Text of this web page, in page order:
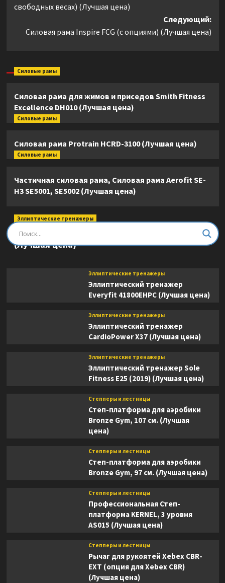
свободных весах) (Лучшая цена)
Следующий:
Силовая рама Inspire FCG (с опциями) (Лучшая цена)
Силовые рамы
Силовая рама для жимов и приседов Smith Fitness
Excellence DH010 (Лучшая цена)
Силовые рамы
Силовая рама Protrain HCRD-3100 (Лучшая цена)
Силовые рамы
Частичная силовая рама, Силовая рама Aerofit SE-
H3 SE5001, SE5002 (Лучшая цена)
Эллиптические тренажеры
Эллиптический тренажер DFC E8745T
(Лучшая цена)
Эллиптические тренажеры
Эллиптический тренажер
Everyfit 41800EHPC (Лучшая цена)
Эллиптические тренажеры
Эллиптический тренажер
CardioPower X37 (Лучшая цена)
Эллиптические тренажеры
Эллиптический тренажер Sole
Fitness E25 (2019) (Лучшая цена)
Степперы и лестницы
Степ-платформа для аэробики
Bronze Gym, 107 см. (Лучшая
цена)
Степперы и лестницы
Степ-платформа для аэробики
Bronze Gym, 97 см. (Лучшая цена)
Степперы и лестницы
Профессиональная Степ-
платформа KERNEL, 3 уровня
AS015 (Лучшая цена)
Степперы и лестницы
Рычаг для рукоятей Xebex CBR-
EXT (опция для Xebex CBR)
(Лучшая цена)